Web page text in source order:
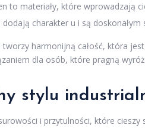
to materiały, które wprowadzają
charakter u i są
harmonijną całość, która
dla osób, które pragną
stylu
i przytulności, które